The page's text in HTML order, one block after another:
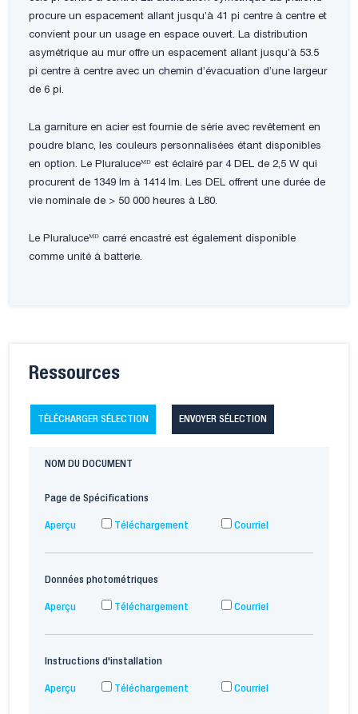
procure un espacement allant jusqu’à 41 pi centre à centre et
convient pour un usage en espace ouvert. La distribution
asymétrique au mur offre un espacement allant jusqu’à 53.5
pi centre à centre avec un chemin d’évacuation d’une largeur
de 6 pi.
La garniture en acier est fournie de série avec revêtement en
poudre blanc, les couleurs personnalisées étant disponibles
en option. Le Pluraluceᴹᴰ est éclairé par 4 DEL de 2,5 W qui
procurent de 1349 lm à 1414 lm. Les DEL offrent une durée de
vie nominale de > 50 000 heures à L80.
Le Pluraluceᴹᴰ carré encastré est également disponible
comme unité à batterie.
Ressources
TÉLÉCHARGER SÉLECTION ENVOYER SÉLECTION
NOM DU DOCUMENT
Page de Spécifications
Aperçu Téléchargement Courriel
Données photométriques
Aperçu Téléchargement Courriel
Instructions d'installation
Aperçu Téléchargement Courriel